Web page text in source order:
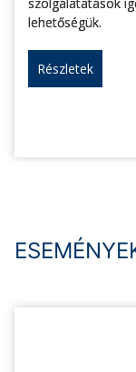
lehetőségük.
Részletek